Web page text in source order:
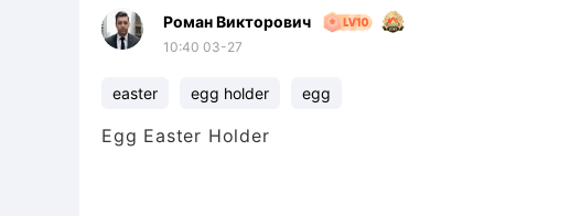
Роман Викторович
10:40 03-27
easter egg holder egg
Egg Easter Holder